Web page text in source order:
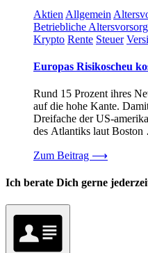
Aktien Allgemein
Betriebliche
Krypto Rente Steuer
Europas Risikoscheu
Rund 15 Prozent ihres
auf die hohe Kante.
Dreifache der US-
des Atlantiks laut
Zum Beitrag ⟶
Ich berate Dich gerne